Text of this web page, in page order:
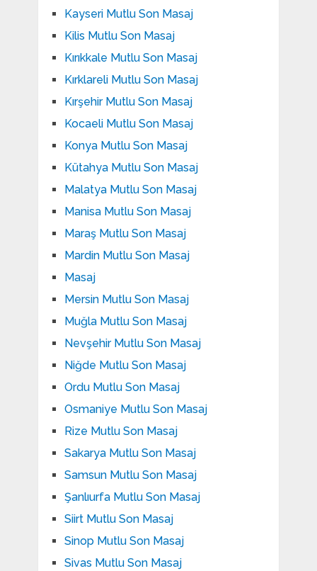
Kayseri Mutlu Son Masaj
Kilis Mutlu Son Masaj
Kırıkkale Mutlu Son Masaj
Kırklareli Mutlu Son Masaj
Kırşehir Mutlu Son Masaj
Kocaeli Mutlu Son Masaj
Konya Mutlu Son Masaj
Kütahya Mutlu Son Masaj
Malatya Mutlu Son Masaj
Manisa Mutlu Son Masaj
Maraş Mutlu Son Masaj
Mardin Mutlu Son Masaj
Masaj
Mersin Mutlu Son Masaj
Muğla Mutlu Son Masaj
Nevşehir Mutlu Son Masaj
Niğde Mutlu Son Masaj
Ordu Mutlu Son Masaj
Osmaniye Mutlu Son Masaj
Rize Mutlu Son Masaj
Sakarya Mutlu Son Masaj
Samsun Mutlu Son Masaj
Şanlıurfa Mutlu Son Masaj
Siirt Mutlu Son Masaj
Sinop Mutlu Son Masaj
Sivas Mutlu Son Masaj